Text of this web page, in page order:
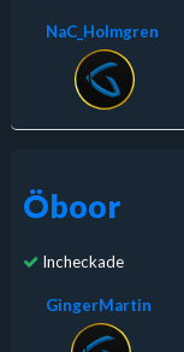
NaC_Holmgren
Öboor
Incheckade
GingerMartin